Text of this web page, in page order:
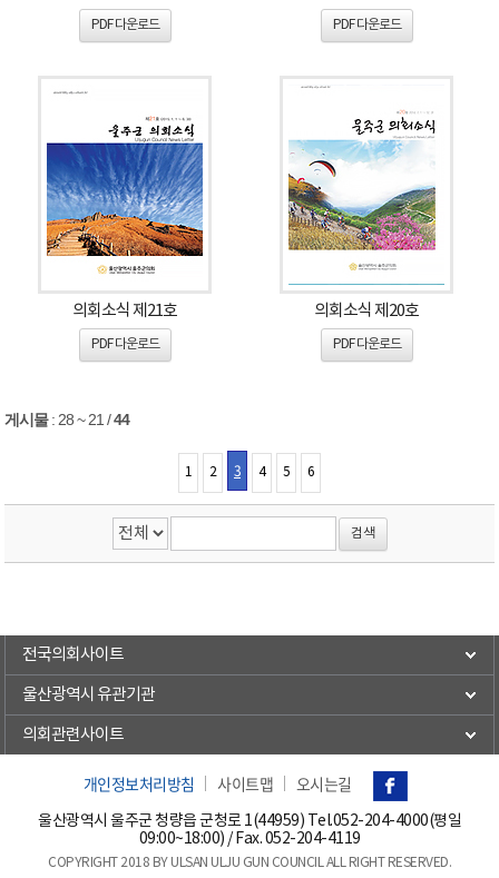
PDF 다운로드 PDF 다운로드
의회소식 제21호
PDF 다운로드
의회소식 제20호
PDF 다운로드
게시물:28 ~ 21 /44
1 2 3 4 5 6
전국의회사이트
울산광역시 유관기관
의회관련사이트
개인정보처리방침 사이트맵 오시는길
울산광역시 울주군 청량읍 군청로 1(44959) Tel.052-204-4000(평일
09:00~18:00) / Fax. 052-204-4119
COPYRIGHT 2018 BY ULSAN ULJU GUN COUNCIL ALL RIGHT RESERVED.